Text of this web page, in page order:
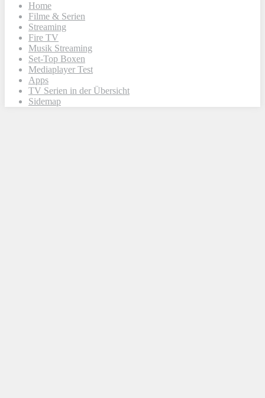
Home
Filme & Serien
Streaming
Fire TV
Musik Streaming
Set-Top Boxen
Mediaplayer Test
Apps
TV Serien in der Übersicht
Sidemap